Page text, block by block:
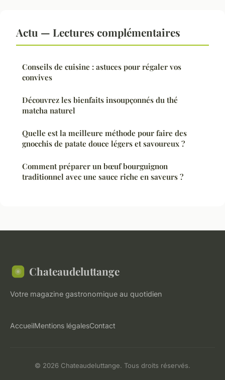
Actu — Lectures complémentaires
Conseils de cuisine : astuces pour régaler vos
convives
Découvrez les bienfaits insoupçonnés du thé
matcha naturel
Quelle est la meilleure méthode pour faire des
gnocchis de patate douce légers et savoureux ?
Comment préparer un bœuf bourguignon
traditionnel avec une sauce riche en saveurs ?
Chateaudeluttange
Votre magazine gastronomique au quotidien
AccueilMentions légalesContact
© 2026 Chateaudeluttange. Tous droits réservés.